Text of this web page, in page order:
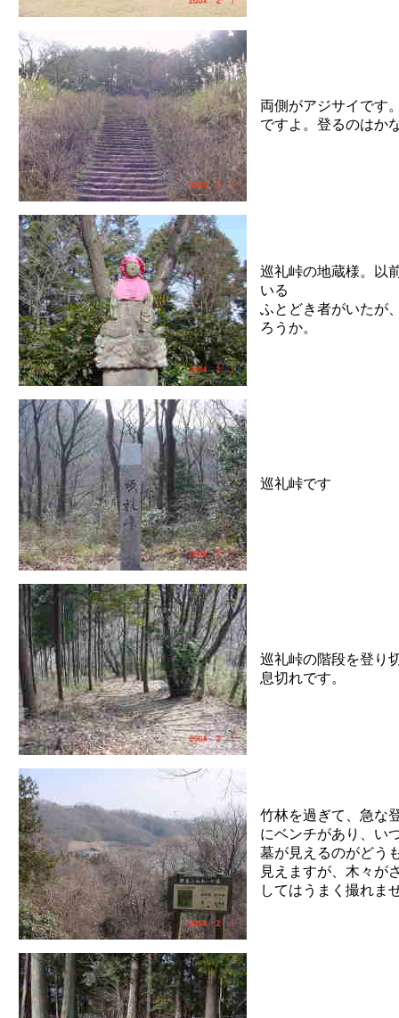
両側がアジサイです
ですよ。登るのはか
巡礼峠の地蔵様。以
いる
ふとどき者がいたが
ろうか。
巡礼峠です
巡礼峠の階段を登り
息切れです。
竹林を過ぎて、急な
にベンチがあり、い
墓が見えるのがどう
見えますが、木々が
してはうまく撮れま